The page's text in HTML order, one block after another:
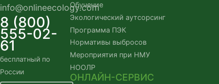
info@onlineecology.com
8 (800)
555-02-
61
бесплатный по
России
Обучение
Экологический аутсорсинг
Программа ПЭК
Нормативы выбросов
Мероприятия при НМУ
НООЛР
ОНЛАЙН-СЕРВИС